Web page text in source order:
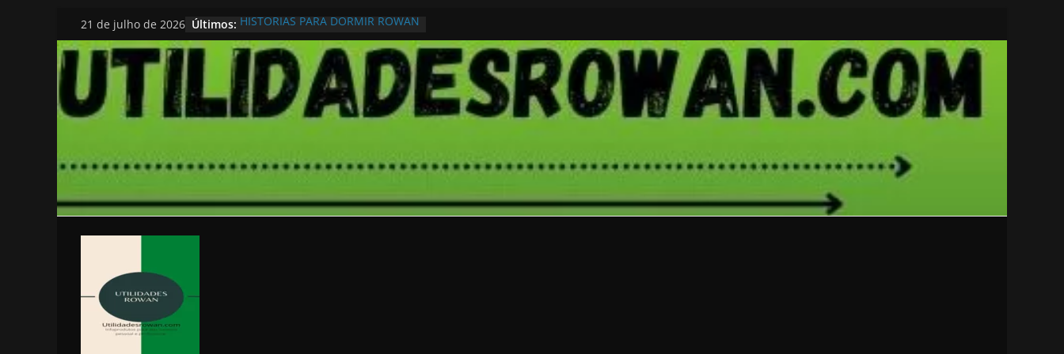
Pular
para
o
conteúdo
21 de julho de 2026 Últimos: HISTORIAS PARA DORMIR ROWAN